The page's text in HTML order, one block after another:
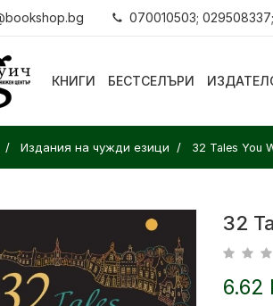
070010503; 029508337;
КНИГИ БЕСТСЕЛЪРИ
Издания на чужди езици 32 Tales You
32
6.62